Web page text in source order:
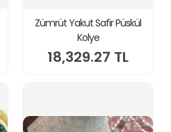
Zümrüt Yakut Safir Püskül
Kolye
18,329.27 TL